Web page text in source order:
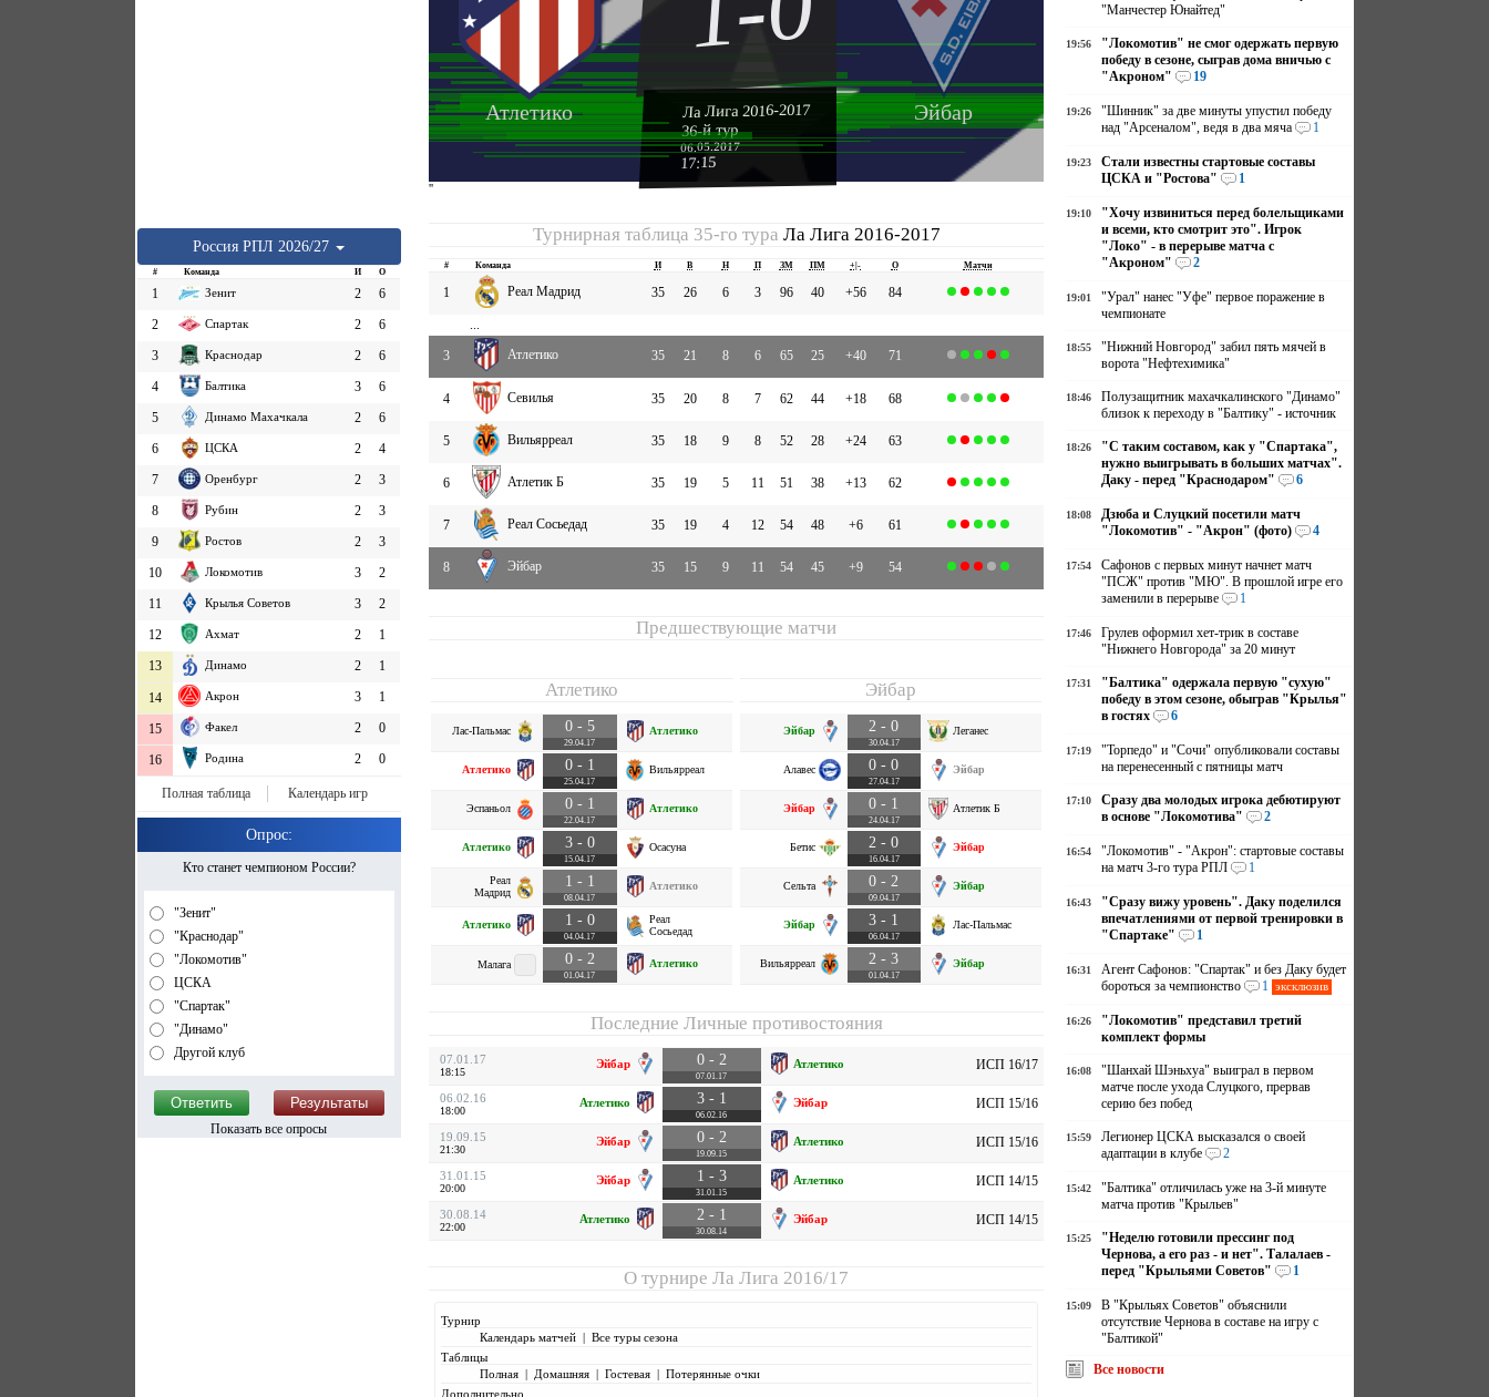
Россия РПЛ 2026/27
# Команда И О
1 Зенит 2
6
2
Спартак 2
6
3
Краснодар 2
6
4
Балтика 3
6
5
Динамо Махачкала 2
6
6
ЦСКА 2
4
7
Оренбург 2
3
8
Рубин 2
3
9
Ростов 2
3
10
Локомотив 3
2
11
Крылья Советов 3
2
12
Ахмат 2
1
13
Динамо 2 1
14 Акрон 3 1
15 Факел 2 0
16 Родина 2 0
Полная таблица Календарь игр
Опрос:
Кто станет чемпионом России?
"Зенит"
"Краснодар"
"Локомотив"
ЦСКА
"Спартак"
"Динамо"
Другой клуб
Показать все опросы
Атлетико Эйбар
Ла Лига 2016-2017
36-й тур
06.05.2017
17:15
''
Турнирная таблица 35-го тура Ла Лига 2016-2017
# Команда И В Н П ЗМ ПМ +|- О Матчи
1 Реал Мадрид 35 26 6 3 96 40 +56 84
...
3
Атлетико 35 21 8 6 65 25 +40 71
4 Севилья 35 20 8 7 62 44 +18 68
5 Вильярреал 35 18 9 8 52 28 +24 63
6 Атлетик Б 35 19 5 11 51 38 +13 62
7 Реал Сосьедад 35 19 4 12 54 48 +6 61
8 Эйбар 35 15 9 11 54 45 +9 54
Предшествующие матчи
Атлетико
Лас-Пальмас 0 - 5
29.04.17
Атлетико
Атлетико 0 - 1
25.04.17
Вильярреал
Эспаньол 0 - 1
22.04.17
Атлетико
Атлетико 3 - 0
15.04.17
Осасуна
Реал
Мадрид
1 - 1
08.04.17
Атлетико
Атлетико 1 - 0
04.04.17
Реал
Сосьедад
Малага 0 - 2
01.04.17
Атлетико
Эйбар
Эйбар 2 - 0
30.04.17
Леганес
Алавес 0 - 0
27.04.17
Эйбар
Эйбар 0 - 1
24.04.17
Атлетик Б
Бетис 2 - 0
16.04.17
Эйбар
Сельта 0 - 2
09.04.17
Эйбар
Эйбар 3 - 1
06.04.17
Лас-Пальмас
Вильярреал 2 - 3
01.04.17
Эйбар
Последние Личные противостояния
07.01.17
18:15
Эйбар 0 - 2
07.01.17
Атлетико ИСП 16/17
06.02.16
18:00
Атлетико 3 - 1
06.02.16
Эйбар ИСП 15/16
19.09.15
21:30
Эйбар 0 - 2
19.09.15
Атлетико ИСП 15/16
31.01.15
20:00
Эйбар 1 - 3
31.01.15
Атлетико ИСП 14/15
30.08.14
22:00
Атлетико 2 - 1
30.08.14
Эйбар ИСП 14/15
О турниреЛа Лига 2016/17
Турнир
Календарь матчей| Все туры сезона
Таблицы
Полная| Домашняя| Гостевая| Потерянные очки
Дополнительно
"Манчестер Юнайтед"
19:56
"Локомотив" не смог одержать первую
победу в сезоне, сыграв дома вничью с
"Акроном"
19
19:26
"Шинник" за две минуты упустил победу
над "Арсеналом", ведя в два мяча
1
19:23
Стали известны стартовые составы
ЦСКА и "Ростова"
1
19:10
"Хочу извиниться перед болельщиками
и всеми, кто смотрит это". Игрок
"Локо" - в перерыве матча с
"Акроном"
2
19:01
"Урал" нанес "Уфе" первое поражение в
чемпионате
18:55
"Нижний Новгород" забил пять мячей в
ворота "Нефтехимика"
18:46
Полузащитник махачкалинского "Динамо"
близок к переходу в "Балтику" - источник
18:26
"С таким составом, как у "Спартака",
нужно выигрывать в больших матчах".
Даку - перед "Краснодаром"
6
18:08
Дзюба и Слуцкий посетили матч
"Локомотив" - "Акрон" (фото)
4
17:54
Сафонов с первых минут начнет матч
"ПСЖ" против "МЮ". В прошлой игре его
заменили в перерыве
1
17:46
Грулев оформил хет-трик в составе
"Нижнего Новгорода" за 20 минут
17:31
"Балтика" одержала первую "сухую"
победу в этом сезоне, обыграв "Крылья"
в гостях
6
17:19
"Торпедо" и "Сочи" опубликовали составы
на перенесенный с пятницы матч
17:10
Сразу два молодых игрока дебютируют
в основе "Локомотива"
2
16:54
"Локомотив" - "Акрон": стартовые составы
на матч 3-го тура РПЛ
1
16:43
"Сразу вижу уровень". Даку поделился
впечатлениями от первой тренировки в
"Спартаке"
1
16:31
Агент Сафонов: "Спартак" и без Даку будет
бороться за чемпионство
1 эксклюзив
16:26
"Локомотив" представил третий
комплект формы
16:08
"Шанхай Шэньхуа" выиграл в первом
матче после ухода Слуцкого, прервав
серию без побед
15:59
Легионер ЦСКА высказался о своей
адаптации в клубе
2
15:42
"Балтика" отличилась уже на 3-й минуте
матча против "Крыльев"
15:25
"Неделю готовили прессинг под
Чернова, а его раз - и нет". Талалаев -
перед "Крыльями Советов"
1
15:09
В "Крыльях Советов" объяснили
отсутствие Чернова в составе на игру с
"Балтикой"
Все новости